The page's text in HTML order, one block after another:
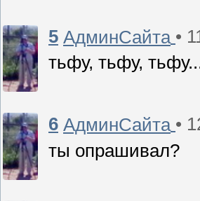
5 АдминСайта •
тьфу, тьфу,
6 АдминСайта •
ты опрашивал?